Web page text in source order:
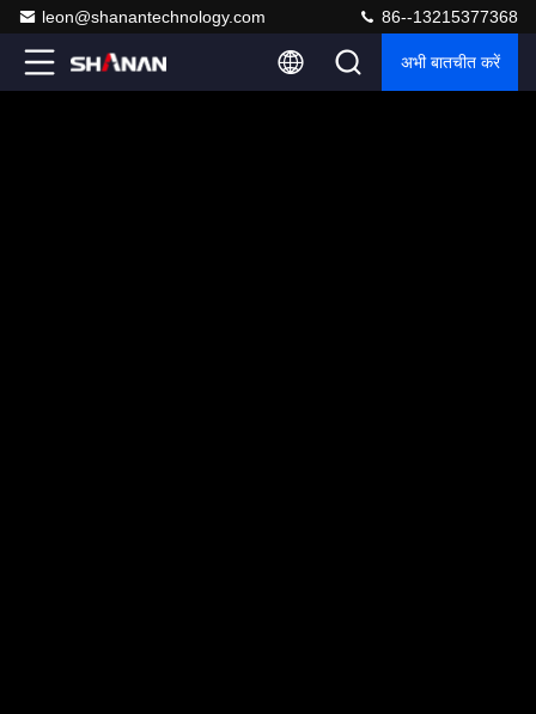
leon@shanantechnology.com 86--13215377368
अभी बातचीत करें